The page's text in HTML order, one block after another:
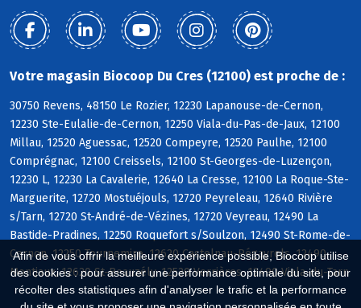
Afin de vous offrir la meilleure expérience possible, Biocoop utilise
des cookies : pour assurer une performance optimale du site, pour
récolter des statistiques afin d'analyser le trafic et la performance
Votre magasin Biocoop Du Cres (12100) est proche de :
30750 Revens, 48150 Le Rozier, 12230 Lapanouse-de-Cernon,
12230 Ste-Eulalie-de-Cernon, 12250 Viala-du-Pas-de-Jaux, 12100
Millau, 12520 Aguessac, 12520 Compeyre, 12520 Paulhe, 12100
Comprégnac, 12100 Creissels, 12100 St-Georges-de-Luzençon,
12230 L, 12230 La Cavalerie, 12640 La Cresse, 12100 La Roque-Ste-
Marguerite, 12720 Mostuéjouls, 12720 Peyreleau, 12640 Rivière
s/Tarn, 12720 St-André-de-Vézines, 12720 Veyreau, 12490 La
Bastide-Pradines, 12250 Roquefort s/Soulzon, 12490 St-Rome-de-
Cernon, 12250 Tournemire, 12620 Castelnau-Pégayrols, 12490
Montjaux, 12620 St-Beauzély, 12520 Verrières, 12490 Viala-du-Tarn